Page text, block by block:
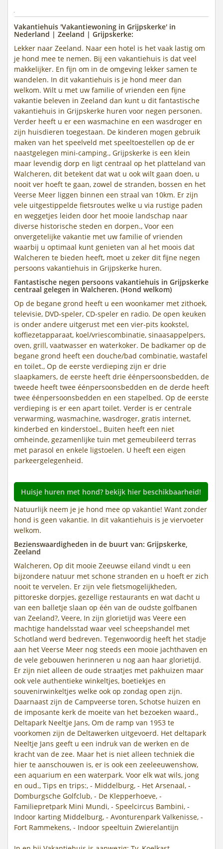
Vakantiehuis 'Vakantiewoning in Grijpskerke' in
Nederland | Zeeland | Grijpskerke:
Lekker naar Zeeland. Naar een hotel is het vaak lastig om
je hond mee te nemen. Bij een vakantiehuis is dat veel
makkelijker. En fijn om in de omgeving lekker samen te
wandelen. In dit vakantiehuis is je hond meer dan
welkom. Wilt u met uw familie of vrienden een fijne
vakantie beleven in Zeeland dan kunt u dit fantastische
vakantiehuis in Grijpskerke huren voor negen personen.
Verder heeft u er een wasmachine en een wasdroger en
zijn huisdieren toegestaan. De kinderen mogen gebruik
maken van het speelveld met speeltoestellen op de er
naastgelegen mini-camping., Grijpskerke is een klein
maar levendig dorp en ligt centraal op het platteland van
Walcheren, dit betekent dat wat u ook wilt gaan doen, u
nooit ver hoeft te gaan, zowel de stranden, bossen en het
Veerse Meer liggen binnen een straal van 10km. Er zijn
vele uitgestippelde fietsroutes welke u via rustige paden
en weggetjes leiden door het mooie landschap naar
diverse historische steden en dorpen., Voor een
onvergetelijke vakantie met uw familie of vrienden
waarbij u optimaal kunt genieten van al het moois dat
Walcheren te bieden heeft, moet u zeker dit fijne negen
persoons vakantiehuis in Grijpskerke huren.
Fantastische negen persoons vakantiehuis in Grijpskerke
centraal gelegen in Walcheren. (Hond welkom)
Op de begane grond heeft u een woonkamer met zithoek,
televisie, DVD-speler, CD-speler en radio. De open keuken
is onder andere uitgerust met een vier-pits kookstel,
koffiezetapparaat, koel/vriescombinatie, sinaasappelpers,
oven, grill, vaatwasser en waterkoker. De badkamer op de
begane grond heeft een douche/bad combinatie, wastafel
en toilet., Op de eerste verdieping zijn er drie
slaapkamers, de eerste heeft drie éénpersoonsbedden, de
tweede heeft twee éénpersoonsbedden en de derde heeft
twee éénpersoonsbedden en een stapelbed. Op de eerste
verdieping is er een apart toilet. Verder is er centrale
verwarming, wasmachine, wasdroger, gratis internet,
kinderbed en kinderstoel., Buiten heeft een niet
omheinde, gezamenlijke tuin met gemeubileerd terras
met parasol en enkele ligstoelen. U heeft een eigen
parkeergelegenheid.
Huisje huren met hond? bekijk hier beschikbaarheid!
Natuurlijk neem je je hond mee op vakantie! Want zonder
hond is geen vakantie. In dit vakantiehuis is je viervoeter
welkom.
Bezienswaardigheden in de buurt van: Grijpskerke,
Zeeland
Walcheren, Op dit mooie Zeeuwse eiland vindt u een
bijzondere natuur met schone stranden en u hoeft er zich
nooit te vervelen. Er zijn vele fietsmogelijkheden,
pittoreske dorpjes, gezellige restaurants en wat dacht u
van een balletje slaan op één van de oudste golfbanen
van Zeeland?, Veere, In zijn glorietijd was Veere een
machtige handelsstad waar veel scheepshandel met
Schotland werd bedreven. Tegenwoordig heeft het stadje
aan het Veerse Meer nog steeds een mooie jachthaven en
de vele gebouwen herinneren u nog aan haar glorietijd.
Er zijn niet alleen de oude straatjes met pakhuizen maar
ook vele authentieke winkeltjes, boetiekjes en
souvenirwinkeltjes welke ook op zondag open zijn.
Daarnaast zijn de Campveerse toren, Schotse huizen en
de imposante kerk de moeite van het bezoeken waard.,
Deltapark Neeltje Jans, Om de ramp van 1953 te
voorkomen zijn de Deltawerken uitgevoerd. Het deltapark
Neeltje Jans geeft u een indruk van de werken en de
kracht van de zee. Maar het is niet alleen techniek die
hier te aanschouwen is, er is ook een zeeleeuwenshow,
een aquarium en een waterpark. Voor elk wat wils, jong
en oud., Tips en trips:, - Middelburg, - Het Arsenaal, -
Domburgsche Golfclub, - De Klepperhoeve, -
Familiepretpark Mini Mundi, - Speelcircus Bambini, -
Indoor karting Middelburg, - Avonturenpark Valkenisse, -
Fort Rammekens, - Indoor speeltuin Zwierelantijn